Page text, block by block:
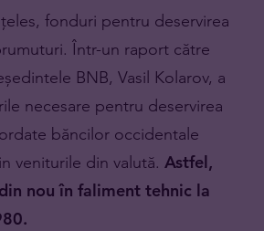
fonduri pentru deservirea
Într-un raport către
BNB, Vasil Kolarov, a
necesare pentru deservirea
băncilor occidentale
veniturile din valută. Astfel,
nou în faliment tehnic la